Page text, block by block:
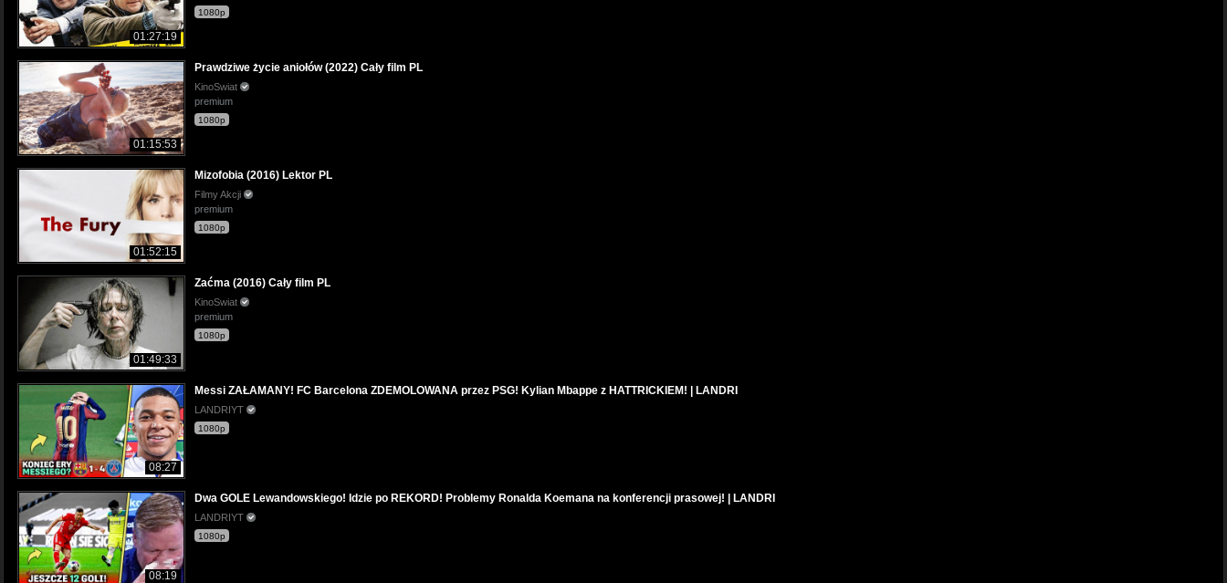
01:27:19
1080p
01:15:53
Prawdziwe życie aniołów (2022) Cały film PL
KinoSwiat
premium
1080p
01:52:15
Mizofobia (2016) Lektor PL
Filmy Akcji
premium
1080p
01:49:33
Zaćma (2016) Cały film PL
KinoSwiat
premium
1080p
08:27
Messi ZAŁAMANY! FC Barcelona ZDEMOLOWANA przez PSG! Kylian Mbappe z HATTRICKIEM! | LANDRI
LANDRIYT
1080p
08:19
Dwa GOLE Lewandowskiego! Idzie po REKORD! Problemy Ronalda Koemana na konferencji prasowej! | LANDRI
LANDRIYT
1080p